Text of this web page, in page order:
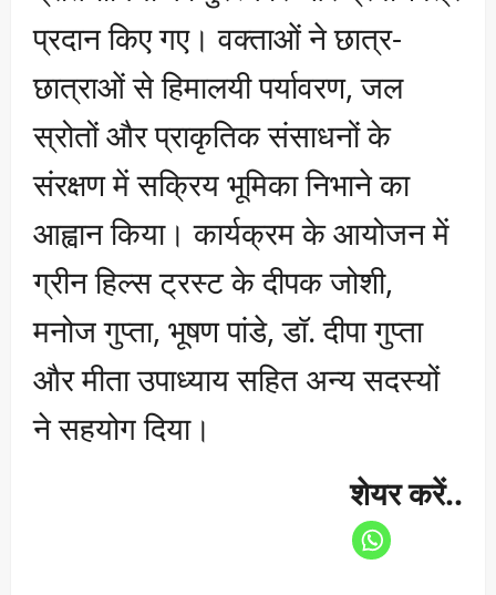
प्रदान किए गए। वक्ताओं ने छात्र-
छात्राओं से हिमालयी पर्यावरण, जल
स्रोतों और प्राकृतिक संसाधनों के
संरक्षण में सक्रिय भूमिका निभाने का
आह्वान किया। कार्यक्रम के आयोजन में
ग्रीन हिल्स ट्रस्ट के दीपक जोशी,
मनोज गुप्ता, भूषण पांडे, डॉ. दीपा गुप्ता
और मीता उपाध्याय सहित अन्य सदस्यों
ने सहयोग दिया।
शेयर करें..